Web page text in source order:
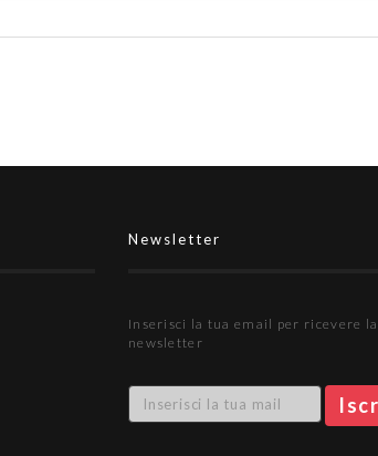
Newsletter
Inserisci la tua email per ricevere la
newsletter